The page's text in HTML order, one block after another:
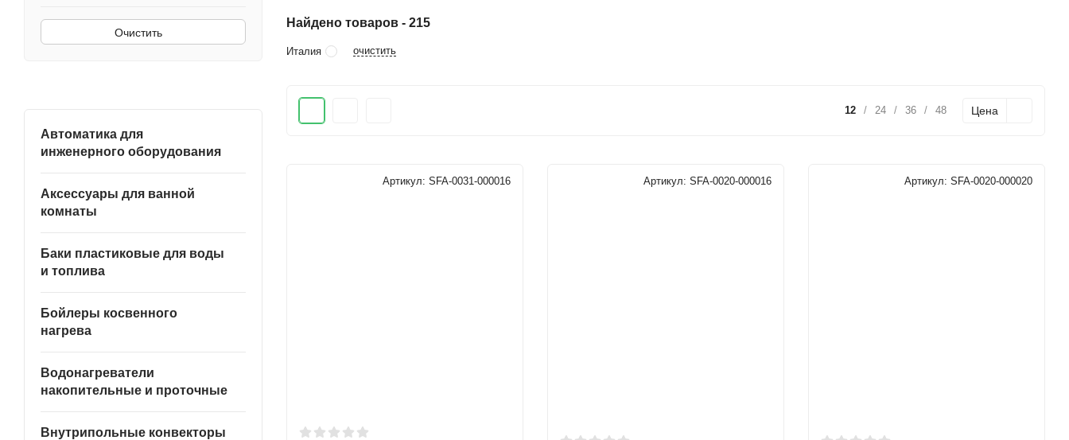
Очистить
Автоматика для
инженерного оборудования
Аксессуары для ванной
комнаты
Баки пластиковые для воды
и топлива
Бойлеры косвенного
нагрева
Водонагреватели
накопительные и проточные
Внутрипольные конвекторы
Найдено товаров - 215
Италия очистить
12 / 24 / 36 / 48 Цена
Артикул: SFA-0031-000016 Артикул: SFA-0020-000016 Артикул: SFA-0020-000020